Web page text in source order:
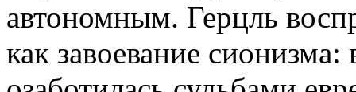
автономным. Герцль
как завоевание